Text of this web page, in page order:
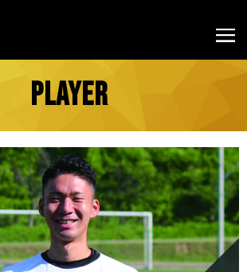
PLAYER